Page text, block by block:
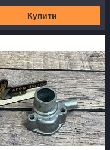
Купити